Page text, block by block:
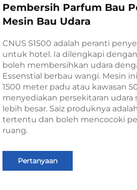
Pembersih Parfum Bau
Mesin Bau Udara
CNUS S1500 adalah peranti
untuk hotel. Ia dilengkapi
boleh membersihkan udara
Essenstial berbau wangi. Mesin
1500 meter padu atau kawasan
menyediakan persekitaran
lebih besar. Saiz produknya
tertentu dan boleh mencocoki
ruang.
Pertanyaan